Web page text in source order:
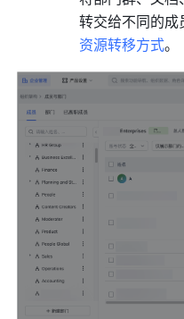
转交给不同的
资源转移方式。